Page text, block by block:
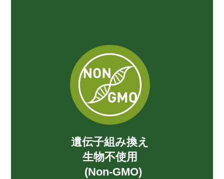
遺伝子組み換え
生物不使用
(Non-GMO)